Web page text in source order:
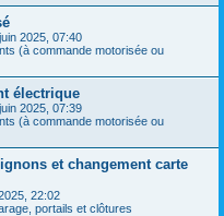
2025, 07:40
(à commande motorisée ou
électrique
2025, 07:39
(à commande motorisée ou
et changement carte
22:02
portails et clôtures